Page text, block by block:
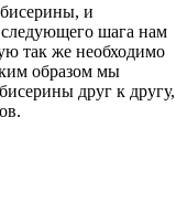
и
шага нам
так же необходимо
образом мы
друг к другу,